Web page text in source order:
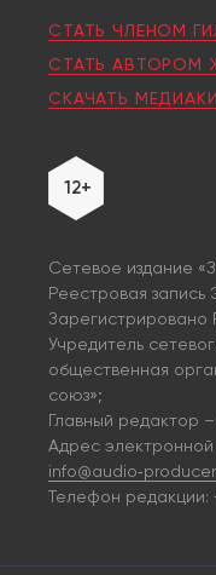
СТАТЬ ЧЛЕНОМ
СТАТЬ АВТОРОМ
СКАЧАТЬ
12+
Сетевое издание
Реестровая запись
Зарегистрировано
Учредитель
общественная
союз»;
Главный редактор
Адрес
Телефон редакции: